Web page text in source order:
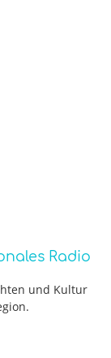
Radio
und Kultur